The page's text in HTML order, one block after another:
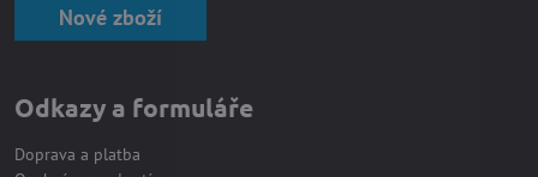
Nové zboží
Odkazy a formuláře
Doprava a platba